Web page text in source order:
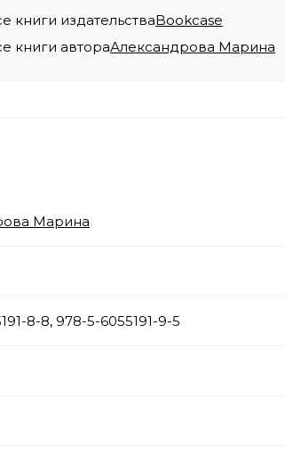
книги издательстваBookcase
книги автораАлександрова Марина
Марина
8-8, 978-5-6055191-9-5